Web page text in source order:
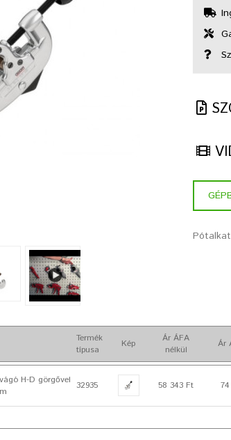
Termék
típusa
Kép
Ár ÁFA
nélkül
Ár
H-D görgővel 32935 58 343 Ft